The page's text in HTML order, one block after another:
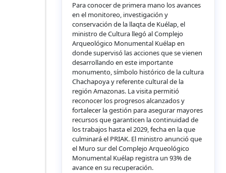
Para conocer de primera mano los avances
en el monitoreo, investigación y
conservación de la llaqta de Kuélap, el
ministro de Cultura llegó al Complejo
Arqueológico Monumental Kuélap en
donde supervisó las acciones que se vienen
desarrollando en este importante
monumento, símbolo histórico de la cultura
Chachapoya y referente cultural de la
región Amazonas. La visita permitió
reconocer los progresos alcanzados y
fortalecer la gestión para asegurar mayores
recursos que garanticen la continuidad de
los trabajos hasta el 2029, fecha en la que
culminará el PRIAK. El ministro anunció que
el Muro sur del Complejo Arqueológico
Monumental Kuélap registra un 93% de
avance en su recuperación.